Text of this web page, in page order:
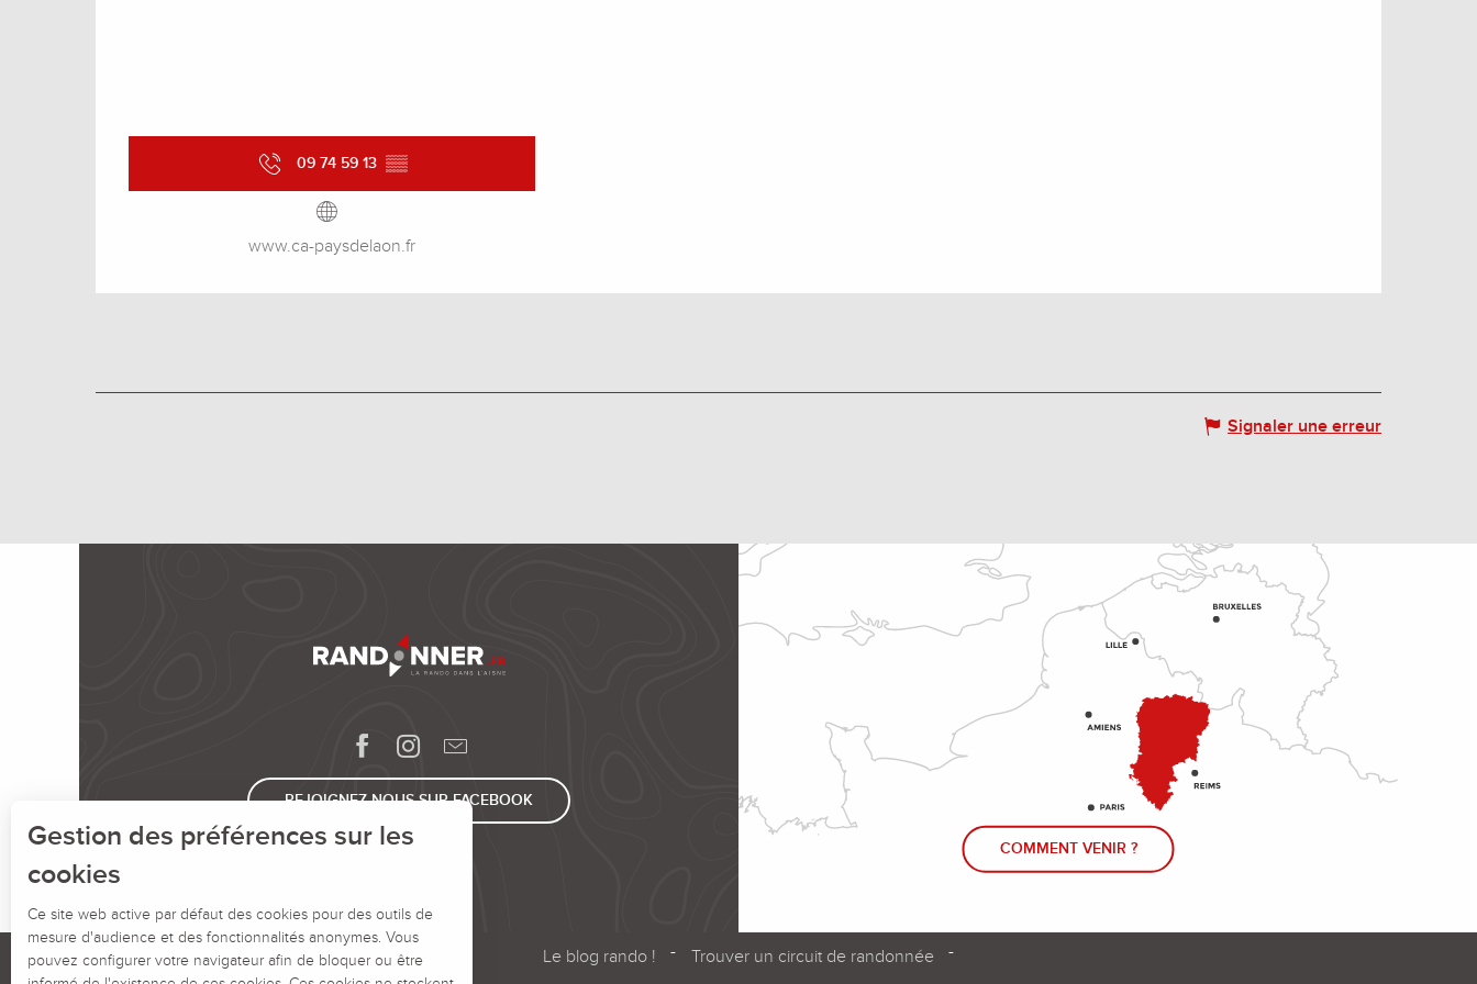
09 74 59 13 ▒▒
www.ca-paysdelaon.fr
Signaler une erreur
REJOIGNEZ-NOUS SUR FACEBOOK
COMMENT VENIR ?
Le blog rando ! Trouver un circuit de randonnée
Gestion des préférences sur les
cookies
Ce site web active par défaut des cookies pour des outils de
mesure d'audience et des fonctionnalités anonymes. Vous
pouvez configurer votre navigateur afin de bloquer ou être